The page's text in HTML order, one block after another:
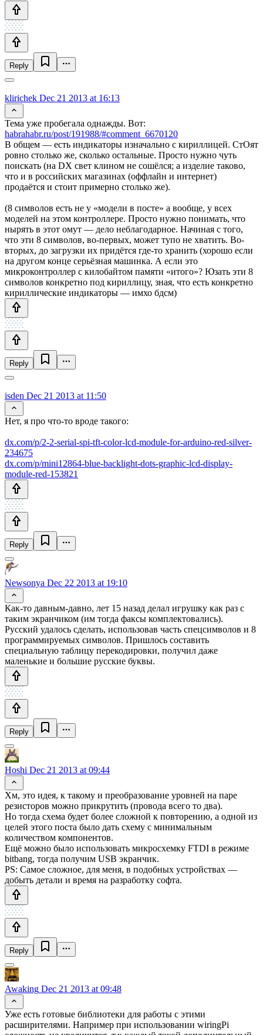
Reply
klirichek Dec 21 2013 at 16:13
Тема уже пробегала однажды. Вот:
habrahabr.ru/post/191988/#comment_6670120
В общем — есть индикаторы изначально с кириллицей. СтОят
ровно столько же, сколько остальные. Просто нужно чуть
поискать (на DX свет клином не сошёлся; а изделие таково,
что и в российских магазинах (оффлайн и интернет)
продаётся и стоит примерно столько же).
(8 символов есть не у «модели в посте» а вообще, у всех
моделей на этом контроллере. Просто нужно понимать, что
нырять в этот омут — дело неблагодарное. Начиная с того,
что эти 8 символов, во-первых, может тупо не хватить. Во-
вторых, до загрузки их придётся где-то хранить (хорошо если
на другом конце серьёзная машинка. А если это
микроконтроллер с килобайтом памяти «итого»? Юзать эти 8
символов конкретно под кириллицу, зная, что есть конкретно
кириллические индикаторы — имхо бдсм)
Reply
isden Dec 21 2013 at 11:50
Нет, я про что-то вроде такого:
dx.com/p/2-2-serial-spi-tft-color-lcd-module-for-arduino-red-silver-
234675
dx.com/p/mini12864-blue-backlight-dots-graphic-lcd-display-
module-red-153821
Reply
Newsonya Dec 22 2013 at 19:10
Как-то давным-давно, лет 15 назад делал игрушку как раз с
таким экранчиком (им тогда факсы комплектовались).
Русский удалось сделать, использовав часть спецсимволов и 8
программируемых символов. Пришлось составить
специальную таблицу перекодировки, получил даже
маленькие и большие русские буквы.
Reply
Hoshi Dec 21 2013 at 09:44
Хм, это идея, к такому и преобразование уровней на паре
резисторов можно прикрутить (провода всего то два).
Но тогда схема будет более сложной к повторению, а одной из
целей этого поста было дать схему с минимальным
количеством компонентов.
Ещё можно было использовать микросхемку FTDI в режиме
bitbang, тогда получим USB экранчик.
PS: Самое сложное, для меня, в подобных устройствах —
добыть детали и время на разработку софта.
Reply
Awaking Dec 21 2013 at 09:48
Уже есть готовые библиотеки для работы с этими
расширителями. Например при использовании wiringPi